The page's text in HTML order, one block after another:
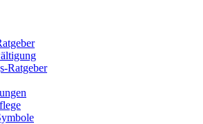
Ratgeber